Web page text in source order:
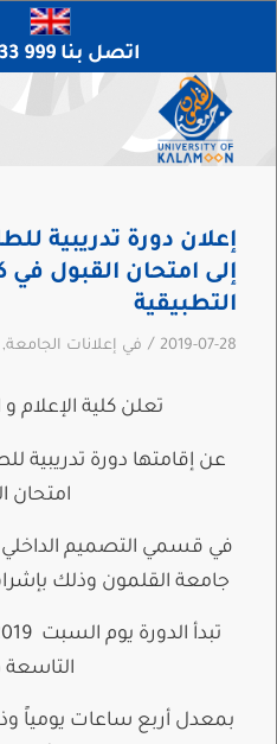
اتصل بنا 999 33 78 (11) 963 +
إعلان دورة تدريبية
إلى امتحان القبول في
التطبيقية
2019-07-28
/ في إعلانات الجامعة,
تعلن كلية الإعلام
عن إقامتها دورة تدريبية
امتحان
في قسمي التصميم الداخلي
جامعة القلمون وذلك
التاسعة
بمعدل أربع ساعات يومياً